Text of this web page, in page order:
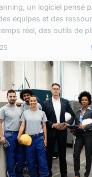
un logiciel pensé
équipes et des
réel, des outils de